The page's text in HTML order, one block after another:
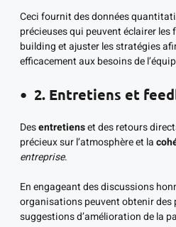
Ceci fournit des données
précieuses qui peuvent éclairer
building et ajuster les stratégies
efficacement aux besoins de
2. Entretiens et
Desentretienset des retours
précieux sur l’atmosphère et la
entreprise.
En engageant des discussions
organisations peuvent obtenir des
suggestions d’amélioration de la